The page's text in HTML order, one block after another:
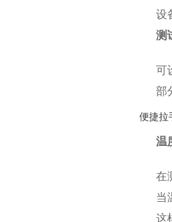
设
测
可
部
便捷拉
温
在
当
这